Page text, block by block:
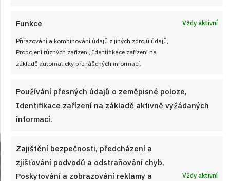
Funkce Vždy aktivní
Přiřazování a kombinování údajů z jiných zdrojů údajů,
Propojení různých zařízení, Identifikace zařízení na
základě automaticky přenášených informací.
Používání přesných údajů o zeměpisné poloze,
Identifikace zařízení na základě aktivně vyžádaných
informací.
Zajištění bezpečnosti, předcházení a
zjišťování podvodů a odstraňování chyb,
Poskytování a zobrazování reklamy a
Vždy aktivní
Velký test slunečnicových olejů 2026: 7
výrobků z českých obchodů se značně
liší cenou i kvalitou